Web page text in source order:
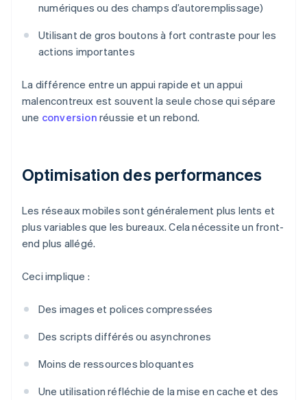
numériques ou des champs d’autoremplissage)
Utilisant de gros boutons à fort contraste pour les
actions importantes
La différence entre un appui rapide et un appui
malencontreux est souvent la seule chose qui sépare
une conversion réussie et un rebond.
Optimisation des performances
Les réseaux mobiles sont généralement plus lents et
plus variables que les bureaux. Cela nécessite un front-
end plus allégé.
Ceci implique :
Des images et polices compressées
Des scripts différés ou asynchrones
Moins de ressources bloquantes
Une utilisation réfléchie de la mise en cache et des